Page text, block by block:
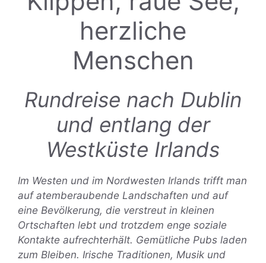
herzliche
Menschen
Rundreise nach Dublin
und entlang der
Westküste Irlands
Im Westen und im Nordwesten Irlands trifft man
auf atemberaubende Landschaften und auf
eine Bevölkerung, die verstreut in kleinen
Ortschaften lebt und trotzdem enge soziale
Kontakte aufrechterhält. Gemütliche Pubs laden
zum Bleiben. Irische Traditionen, Musik und